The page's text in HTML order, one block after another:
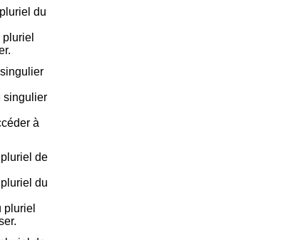
du
singulier
à
de
du
pluriel